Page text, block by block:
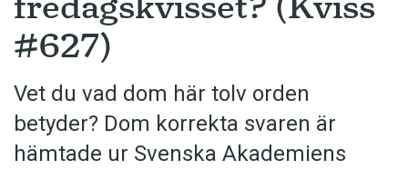
#627)
Vet du vad dom här tolv orden
betyder? Dom korrekta svaren är
hämtade ur Svenska Akademiens